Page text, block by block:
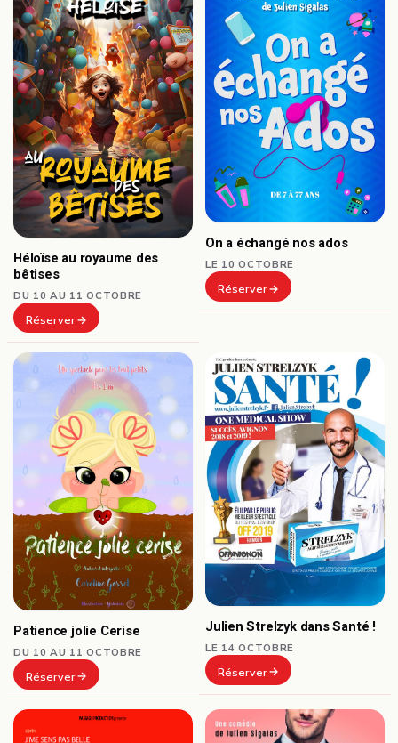
Héloïse au royaume des
bêtises
DU 10 AU 11 OCTOBRE
Réserver
On a échangé nos ados
LE 10 OCTOBRE
Réserver
Patience jolie Cerise
DU 10 AU 11 OCTOBRE
Réserver
Julien Strelzyk dans Santé !
LE 14 OCTOBRE
Réserver